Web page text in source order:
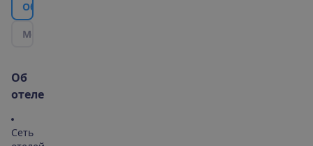
Об
М
Об
отеле
Сеть